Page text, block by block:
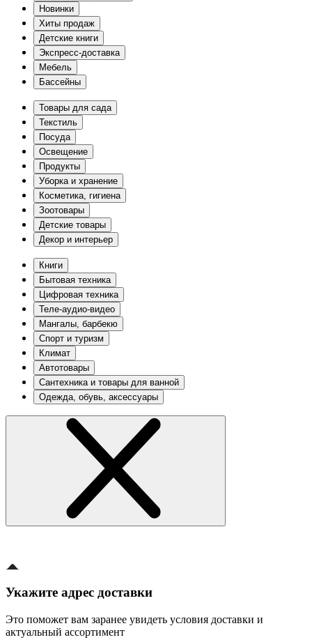
Новинки
Хиты продаж
Детские книги
Экспресс-доставка
Мебель
Бассейны
Товары для сада
Текстиль
Посуда
Освещение
Продукты
Уборка и хранение
Косметика, гигиена
Зоотовары
Детские товары
Декор и интерьер
Книги
Бытовая техника
Цифровая техника
Теле-аудио-видео
Мангалы, барбекю
Спорт и туризм
Климат
Автотовары
Сантехника и товары для ванной
Одежда, обувь, аксессуары
Укажите адрес доставки
Это поможет вам заранее увидеть условия доставки и
актуальный ассортимент